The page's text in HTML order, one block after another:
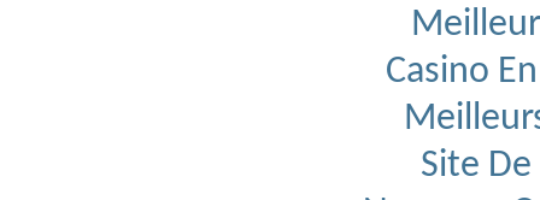
Casino
Site De